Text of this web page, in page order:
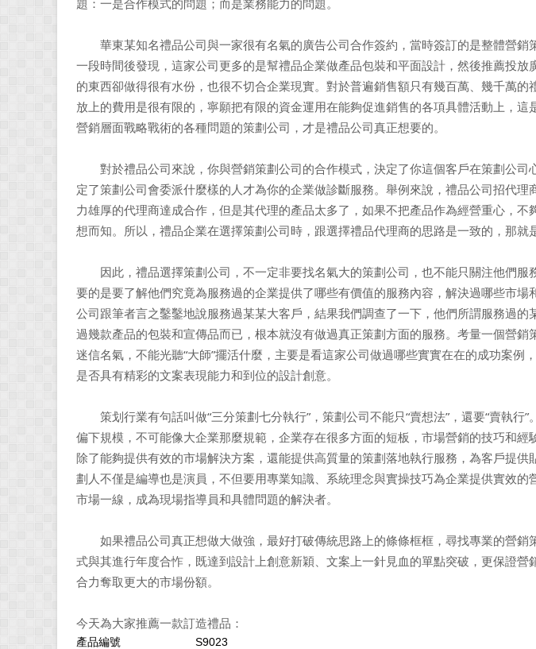
題：一是合作模式的問題；而是業務能力的問題。
華東某知名禮品公司與一家很有名氣的廣告公司合作簽約，當時簽訂的是整體營銷
一段時間後發現，這家公司更多的是幫禮品企業做產品包裝和平面設計，然後推薦投放
的東西卻做得很有水份，也很不切合企業現實。對於普遍銷售額只有幾百萬、幾千萬的
放上的費用是很有限的，寧願把有限的資金運用在能夠促進銷售的各項具體活動上，這
營銷層面戰略戰術的各種問題的策劃公司，才是禮品公司真正想要的。
對於禮品公司來說，你與營銷策劃公司的合作模式，決定了你這個客戶在策劃公司
定了策劃公司會委派什麼樣的人才為你的企業做診斷服務。舉例來說，禮品公司招代理
力雄厚的代理商達成合作，但是其代理的產品太多了，如果不把產品作為經營重心，不
想而知。所以，禮品企業在選擇策劃公司時，跟選擇禮品代理商的思路是一致的，那就
因此，禮品選擇策劃公司，不一定非要找名氣大的策劃公司，也不能只關注他們服
要的是要了解他們究竟為服務過的企業提供了哪些有價值的服務內容，解決過哪些市場
公司跟筆者言之鑿鑿地說服務過某某大客戶，結果我們調查了一下，他們所謂服務過的
過幾款產品的包裝和宣傳品而已，根本就沒有做過真正策劃方面的服務。考量一個營銷
迷信名氣，不能光聽“大師”擺活什麼，主要是看這家公司做過哪些實實在在的成功案例
是否具有精彩的文案表現能力和到位的設計創意。
策划行業有句話叫做“三分策劃七分執行”，策劃公司不能只“賣想法”，還要“賣執行”
偏下規模，不可能像大企業那麼規範，企業存在很多方面的短板，市場營銷的技巧和經
除了能夠提供有效的市場解決方案，還能提供高質量的策劃落地執行服務，為客戶提供
劃人不僅是編導也是演員，不但要用專業知識、系統理念與實操技巧為企業提供實效的
市場一線，成為現場指導員和具體問題的解決者。
如果禮品公司真正想做大做強，最好打破傳統思路上的條條框框，尋找專業的營銷
式與其進行年度合怍，既達到設計上創意新穎、文案上一針見血的單點突破，更保證營
合力奪取更大的市場份額。
今天為大家推薦一款訂造禮品：
產品編號
S9023